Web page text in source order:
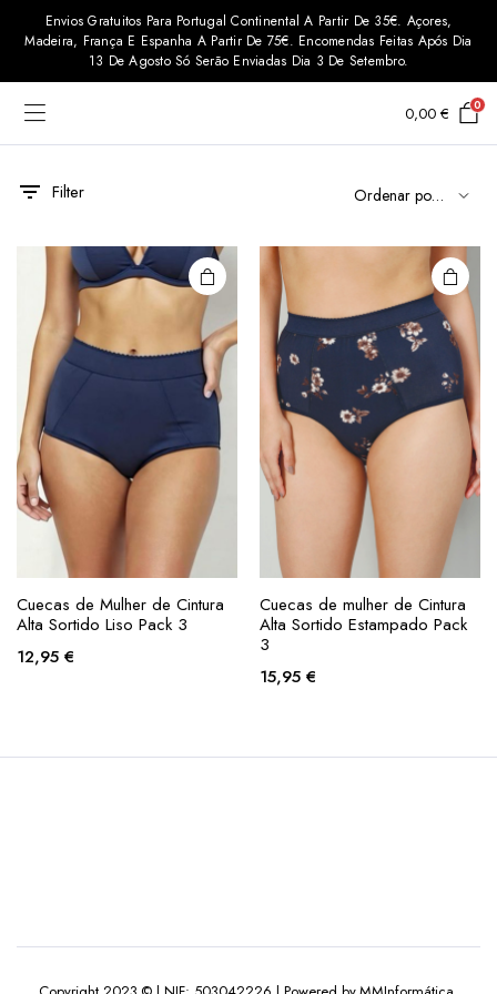
Envios Gratuitos Para Portugal Continental A Partir De 35€. Açores,
Madeira, França E Espanha A Partir De 75€. Encomendas Feitas Após Dia
13 De Agosto Só Serão Enviadas Dia 3 De Setembro.
0,00 € 0
Filter
product
The
options
may be
chosen
on the
product
Cuecas de Mulher de Cintura
Alta Sortido Liso Pack 3
12,95 €
This
product
multiple
The
options
may be
chosen
on the
product
page
Cuecas de mulher de Cintura
Alta Sortido Estampado Pack
3
15,95 €